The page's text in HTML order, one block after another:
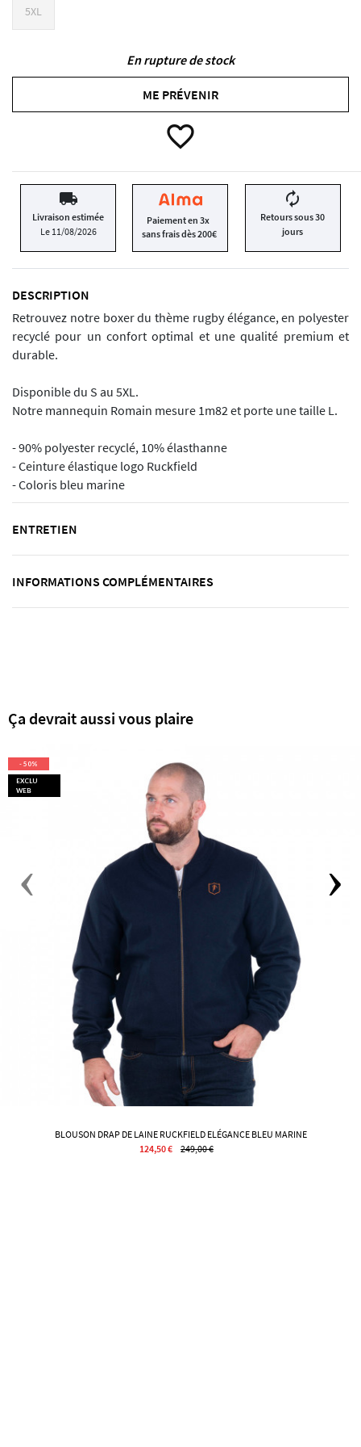
5XL
En rupture de stock
ME PRÉVENIR
favorite_border
local_shipping
Livraison estimée
Le 11/08/2026
Paiement en 3x
sans frais dès 200€
autorenew
Retours sous 30
jours
DESCRIPTION
Retrouvez notre boxer du thème rugby élégance, en polyester
recyclé pour un confort optimal et une qualité premium et
durable.
Disponible du S au 5XL.
Notre mannequin Romain mesure 1m82 et porte une taille L.
- 90% polyester recyclé, 10% élasthanne
- Ceinture élastique logo Ruckfield
- Coloris bleu marine
ENTRETIEN
INFORMATIONS COMPLÉMENTAIRES
Ça devrait aussi vous plaire
EXCLU
WEB
BLOUSON DRAP DE LAINE RUCKFIELD ELÉGANCE BLEU MARINE
- 50%
124,50 € 249,00 €